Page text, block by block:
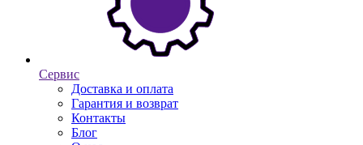
Сервис
Доставка и оплата
Гарантия и возврат
Контакты
Блог